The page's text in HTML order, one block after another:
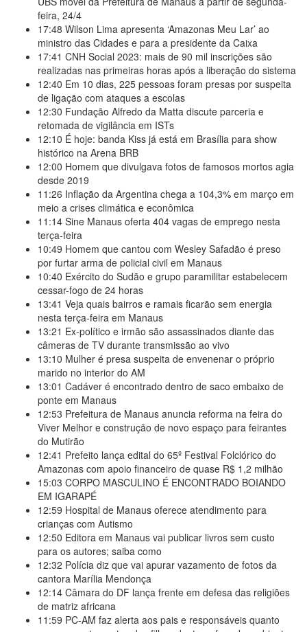
feira, 24/4
17:48 Wilson Lima apresenta ‘Amazonas Meu Lar’ ao
ministro das Cidades e para a presidente da Caixa
17:41 CNH Social 2023: mais de 90 mil inscrições são
realizadas nas primeiras horas após a liberação do sistema
12:40 Em 10 dias, 225 pessoas foram presas por suspeita
de ligação com ataques a escolas
12:30 Fundação Alfredo da Matta discute parceria e
retomada de vigilância em ISTs
12:10 É hoje: banda Kiss já está em Brasília para show
histórico na Arena BRB
12:00 Homem que divulgava fotos de famosos mortos agia
desde 2019
11:26 Inflação da Argentina chega a 104,3% em março em
meio a crises climática e econômica
11:14 Sine Manaus oferta 404 vagas de emprego nesta
terça-feira
10:49 Homem que cantou com Wesley Safadão é preso
por furtar arma de policial civil em Manaus
10:40 Exército do Sudão e grupo paramilitar estabelecem
cessar-fogo de 24 horas
13:41 Veja quais bairros e ramais ficarão sem energia
nesta terça-feira em Manaus
13:21 Ex-político e irmão são assassinados diante das
câmeras de TV durante transmissão ao vivo
13:10 Mulher é presa suspeita de envenenar o próprio
marido no interior do AM
13:01 Cadáver é encontrado dentro de saco embaixo de
ponte em Manaus
12:53 Prefeitura de Manaus anuncia reforma na feira do
Viver Melhor e construção de novo espaço para feirantes
do Mutirão
12:41 Prefeito lança edital do 65º Festival Folclórico do
Amazonas com apoio financeiro de quase R$ 1,2 milhão
15:03 CORPO MASCULINO É ENCONTRADO BOIANDO
EM IGARAPÉ
12:59 Hospital de Manaus oferece atendimento para
crianças com Autismo
12:50 Editora em Manaus vai publicar livros sem custo
para os autores; saiba como
12:32 Polícia diz que vai apurar vazamento de fotos da
cantora Marília Mendonça
12:14 Câmara do DF lança frente em defesa das religiões
de matriz africana
11:59 PC-AM faz alerta aos pais e responsáveis quanto